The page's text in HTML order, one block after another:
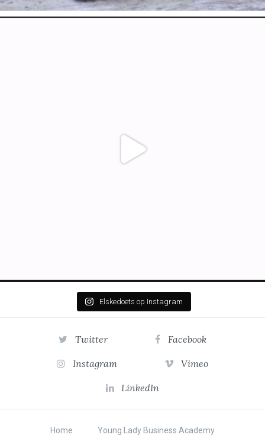
Elskedoets op Instagram
Twitter Facebook
Instagram Vimeo
LinkedIn
Home Young Lady Business Academy